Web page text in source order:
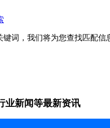
词，我们将为您查找匹配信
业新闻等最新资讯